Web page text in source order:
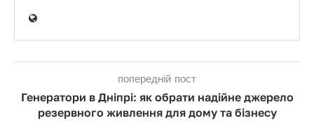
попередній пост
Генератори в Дніпрі: як обрати надійне джерело
резервного живлення для дому та бізнесу